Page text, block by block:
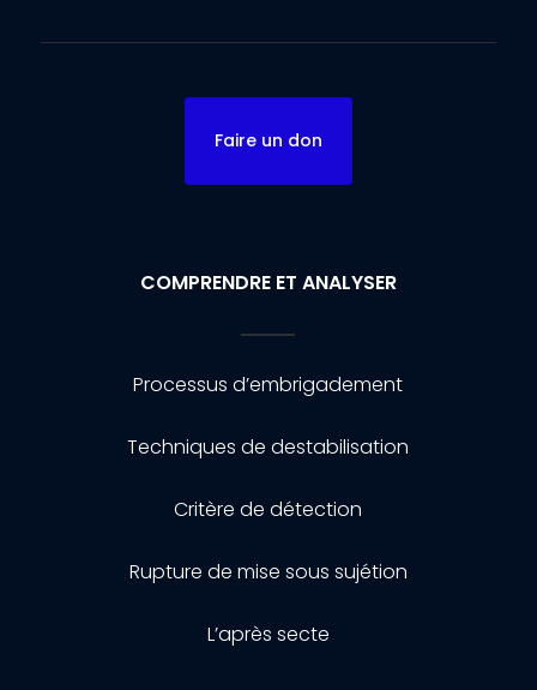
Faire un don
COMPRENDRE ET ANALYSER
Processus d’embrigadement
Techniques de destabilisation
Critère de détection
Rupture de mise sous sujétion
L’après secte